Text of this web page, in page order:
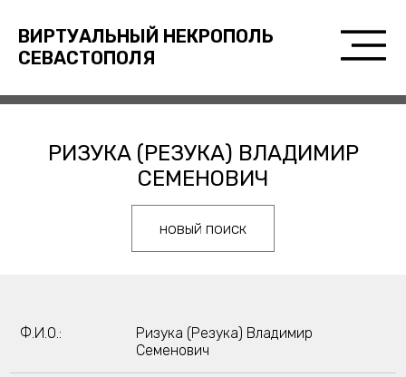
ВИРТУАЛЬНЫЙ НЕКРОПОЛЬ
СЕВАСТОПОЛЯ
РИЗУКА (РЕЗУКА) ВЛАДИМИР
СЕМЕНОВИЧ
новый поиск
Ф.И.О.:
Ризука (Резука) Владимир
Семенович